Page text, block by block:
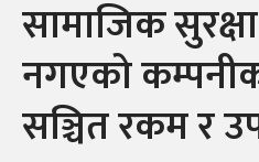
सामाजिक
नगएको
सञ्चित रकम र